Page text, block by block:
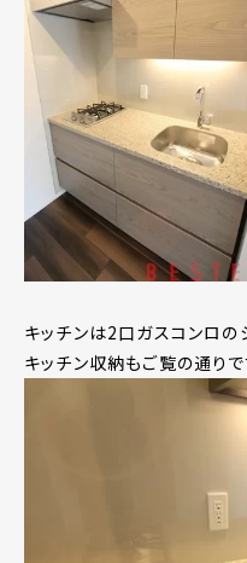
キッチンは2口ガスコンロの
キッチン収納もご覧の通りで